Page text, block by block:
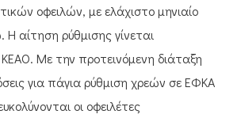
οφειλών, με ελάχιστο μηνιαίο
αίτηση ρύθμισης γίνεται
Με την προτεινόμενη διάταξη
για πάγια ρύθμιση χρεών σε ΕΦΚΑ
οι οφειλέτες